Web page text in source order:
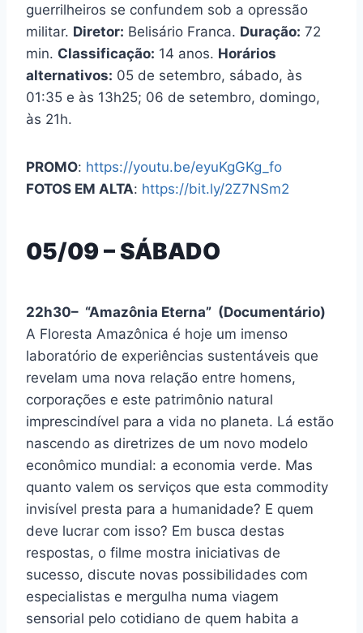
guerrilheiros se confundem sob a opressão
militar. Diretor: Belisário Franca. Duração: 72
min. Classificação: 14 anos. Horários
alternativos: 05 de setembro, sábado, às
01:35 e às 13h25; 06 de setembro, domingo,
às 21h.
PROMO: https://youtu.be/eyuKgGKg_fo
FOTOS EM ALTA: https://bit.ly/2Z7NSm2
05/09 – SÁBADO
22h30– “Amazônia Eterna” (Documentário)
A Floresta Amazônica é hoje um imenso
laboratório de experiências sustentáveis que
revelam uma nova relação entre homens,
corporações e este patrimônio natural
imprescindível para a vida no planeta. Lá estão
nascendo as diretrizes de um novo modelo
econômico mundial: a economia verde. Mas
quanto valem os serviços que esta commodity
invisível presta para a humanidade? E quem
deve lucrar com isso? Em busca destas
respostas, o filme mostra iniciativas de
sucesso, discute novas possibilidades com
especialistas e mergulha numa viagem
sensorial pelo cotidiano de quem habita a